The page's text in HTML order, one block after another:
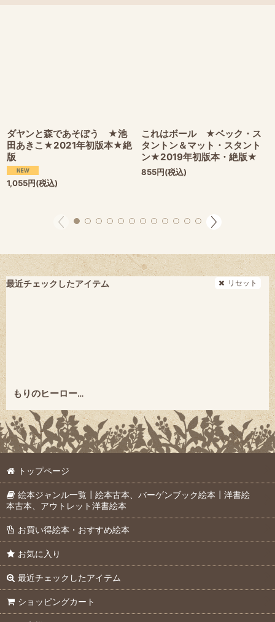
ダヤンと森であそぼう ★池
田あきこ★2021年初版本★絶
版
1,055円(税込)
これはボール ★ベック・ス
タントン＆マット・スタント
ン★2019年初版本・絶版★
855円(税込)
最近チェックしたアイテム リセット
もりのヒーローハリーとマルタン3 ゴロゴロせんせいのまき ★やなせたかし★2005年初版本・絶版
トップページ
絵本ジャンル一覧┃絵本古本、バーゲンブック絵本┃洋書絵
本古本、アウトレット洋書絵本
お買い得絵本・おすすめ絵本
お気に入り
最近チェックしたアイテム
ショッピングカート